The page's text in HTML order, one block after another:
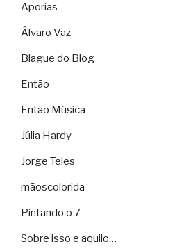
Aporias
Álvaro Vaz
Blague do Blog
Então
Então Música
Júlia Hardy
Jorge Teles
mãoscolorida
Pintando o 7
Sobre isso e aquilo…